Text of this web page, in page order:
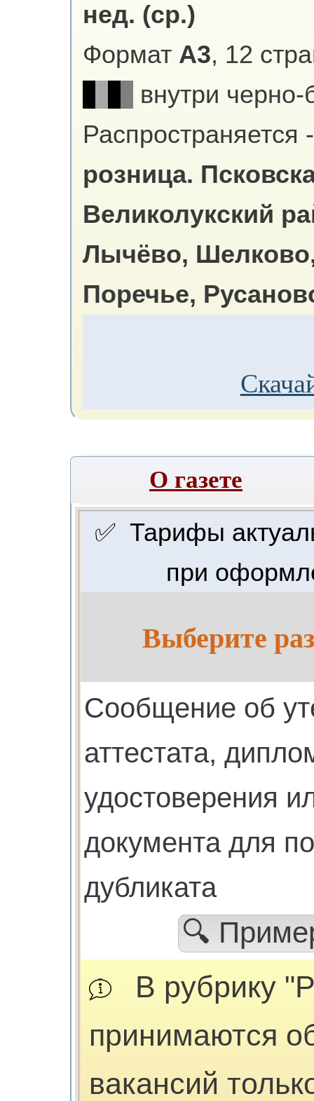
нед. (ср.)
Формат А3, 12
внутри черно-
Распространяется -
розница.
Великолукский
Лычёво,
Поречье,
О газете
✅ Тарифы
при
Выберите
Cообщение об
аттестата,
удостоверения
документа для
дубликата
🔍
В рубрику
принимаются
вакансий